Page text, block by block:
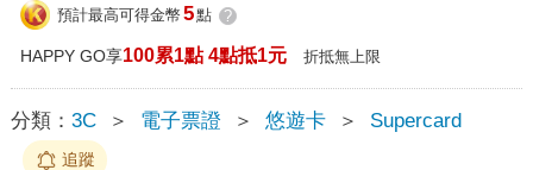
預計最高可得金幣 5點 ?
HAPPY GO享100累1點 4點抵1元 折抵無上限
分類： 3C ＞ 電子票證 ＞ 悠遊卡 ＞ Supercard
追蹤